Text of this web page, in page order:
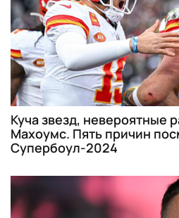
Куча звезд, невероятные
Махоумс. Пять причин
Супербоул-2024